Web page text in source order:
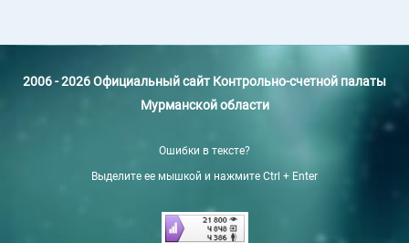
2006 - 2026 Официальный сайт Контрольно-счетной палаты
Мурманской области
Ошибки в тексте?
Выделите ее мышкой и нажмите Ctrl + Enter